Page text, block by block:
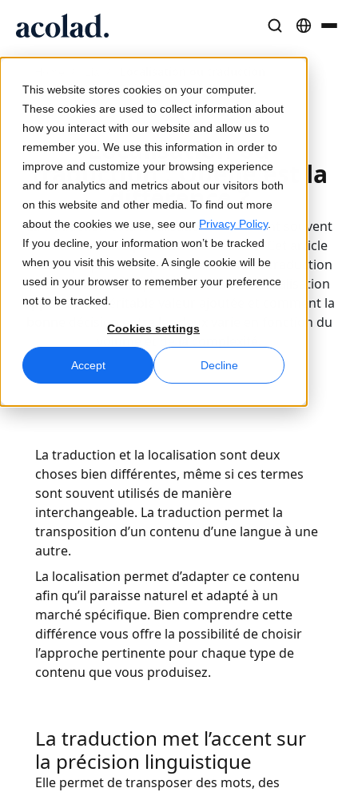
This website stores cookies on your computer.
These cookies are used to collect information about
how you interact with our website and allow us to
remember you. We use this information in order to
improve and customize your browsing experience
and for analytics and metrics about our visitors both
on this website and other media. To find out more
about the cookies we use, see our Privacy Policy.
If you decline, your information won’t be tracked
when you visit this website. A single cookie will be
used in your browser to remember your preference
not to be tracked.
Cookies settings
Accept Decline
Traduction
Vitesse de l’IA, précision humaine
Interprétation
Communication fluide, partout
Médias et Divertissement
Donnez vie à vos contenus sur tous les écrans
Conseil et Externalisation
Transcription
Transformez l’audio en action
Services de données
Renforcez vos IA avec des données fiables
Toutes les solutions
Solutions par Secteur
Industrie Manufacturière
Finance
Lia Go
Traductions instantanées conformes à votre marque
Lia Services
Géré par des experts
Lia Live
L'interprétation revisitée
Connectivité
Assurance qualité
Contrôles qualité pilotés par IA
Doublage IA
Doublage efficace à grande échelle
Services de données IA
Améliorez l’IA avec des données de qualité
Études de cas
Résultats concrets de nos clients
Articles
Analyses d’experts sur le contenu global
Ebooks
Guides et stratégies approfondis
Webinaires à la demande
Maîtriser la traduction IA pour les marques
mondiales
À propos d’Acolad
Durabilité
Partenaires
Actualités
Carrières
Construisez votre avenir avec nous
Opportunités freelance
Rejoignez notre réseau mondial
2026-03-27
Localisation ou
traduction : Quelle est la
différence ?
La traduction et la localisation constituent souvent
la solution à des problèmes différents. Cet article
vous explique dans quelles situations la traduction
peut suffire, dans quelles situations la localisation
apporte une véritable valeur ajoutée et comment la
bonne décision entre les deux varie en fonction du
La traduction et la localisation sont deux
choses bien différentes, même si ces termes
sont souvent utilisés de manière
interchangeable. La traduction permet la
transposition d’un contenu d’une langue à une
autre.
La localisation permet d’adapter ce contenu
afin qu’il paraisse naturel et adapté à un
marché spécifique. Bien comprendre cette
différence vous offre la possibilité de choisir
l’approche pertinente pour chaque type de
contenu que vous produisez.
La traduction met l’accent sur
la précision linguistique
Elle permet de transposer des mots, des